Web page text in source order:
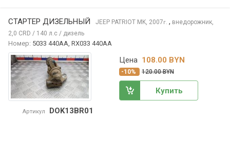
СТАРТЕР ДИЗЕЛЬНЫЙ JEEP PATRIOT MK, 2007г. , внедорожник,
2,0 CRD / 140 л.с / дизель
Номер: 5033 440AA, RX033 440AA
Артикул DOK13BR01
Цена 108.00 BYN
-10% 120.00 BYN
Купить